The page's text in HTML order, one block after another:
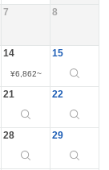
7 8
14
¥6,862~
15
21 22
28 29